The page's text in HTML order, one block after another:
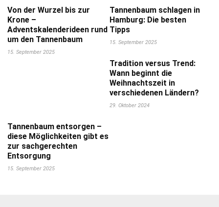
Von der Wurzel bis zur
Krone –
Adventskalenderideen rund
um den Tannenbaum
15. September 2025
Tannenbaum schlagen in
Hamburg: Die besten
Tipps
15. September 2025
Tradition versus Trend:
Wann beginnt die
Weihnachtszeit in
verschiedenen Ländern?
29. Oktober 2024
Tannenbaum entsorgen –
diese Möglichkeiten gibt es
zur sachgerechten
Entsorgung
15. September 2025